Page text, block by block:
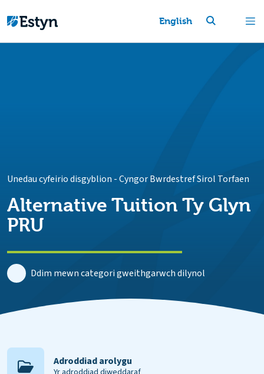
English
Unedau cyfeirio disgyblion -Cyngor Bwrdestref Sirol Torfaen
Alternative Tuition Ty Glyn
PRU
Ddim mewn categori gweithgarwch dilynol
Adroddiad arolygu